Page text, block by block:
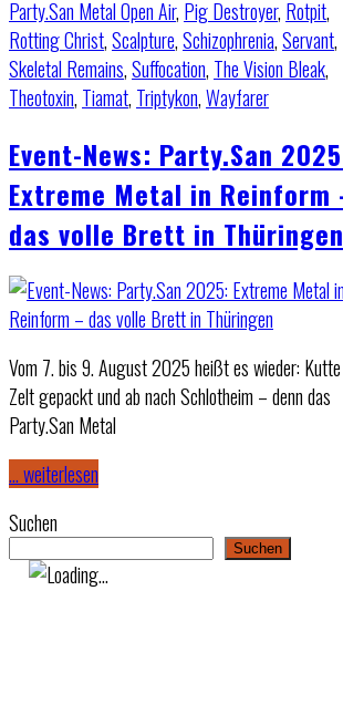
Party.San Metal Open Air, Pig Destroyer, Rotpit,
Rotting Christ,Scalpture,Schizophrenia,Servant,
Skeletal Remains,Suffocation, The Vision Bleak,
Theotoxin, Tiamat, Triptykon,Wayfarer
Event-News: Party.San
Extreme Metal in Reinform
das volle Brett in Thüringen
Vom 7. bis 9. August 2025 heißt es wieder: Kutte
Zelt gepackt und ab nach Schlotheim – denn das
Party.San Metal
… weiterlesen
Suchen
Suchen